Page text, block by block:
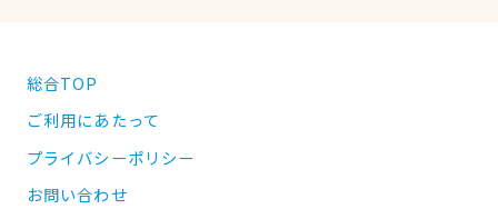
総合TOP
ご利用にあたって
プライバシーポリシー
お問い合わせ